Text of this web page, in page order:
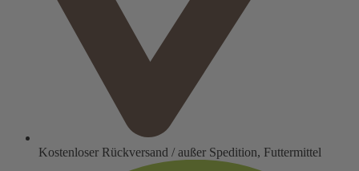
Kostenloser Rückversand / außer Spedition, Futtermittel